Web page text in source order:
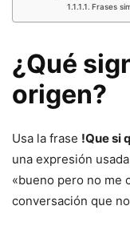
Frases
¿Qué
origen?
Usa la frase !Que si
una expresión
«bueno pero no me
conversación que